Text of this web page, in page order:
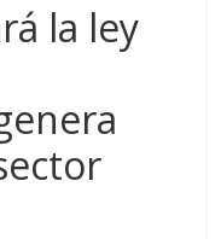
la ley